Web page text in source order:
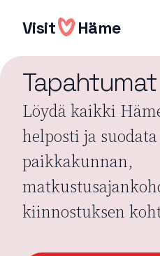
sisältöön
Visit Häme
Tapahtumat
Löydä kaikki
helposti ja
paikkakunnan,
kiinnostuksen